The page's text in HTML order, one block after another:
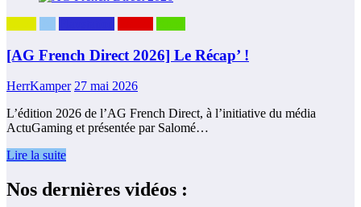
[AG French Direct 2026] Le Récap’ !
HerrKamper 27 mai 2026
L’édition 2026 de l’AG French Direct, à l’initiative du média
ActuGaming et présentée par Salomé…
Lire la suite
Nos dernières vidéos :